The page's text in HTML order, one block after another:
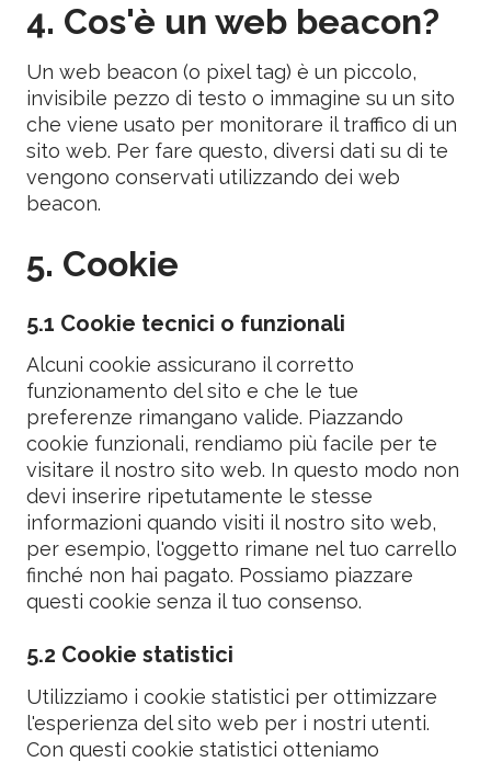
4. Cos'è un web beacon?
Un web beacon (o pixel tag) è un piccolo,
invisibile pezzo di testo o immagine su un sito
che viene usato per monitorare il traffico di un
sito web. Per fare questo, diversi dati su di te
vengono conservati utilizzando dei web
beacon.
5. Cookie
5.1 Cookie tecnici o funzionali
Alcuni cookie assicurano il corretto
funzionamento del sito e che le tue
preferenze rimangano valide. Piazzando
cookie funzionali, rendiamo più facile per te
visitare il nostro sito web. In questo modo non
devi inserire ripetutamente le stesse
informazioni quando visiti il nostro sito web,
per esempio, l'oggetto rimane nel tuo carrello
finché non hai pagato. Possiamo piazzare
questi cookie senza il tuo consenso.
5.2 Cookie statistici
Utilizziamo i cookie statistici per ottimizzare
l'esperienza del sito web per i nostri utenti.
Con questi cookie statistici otteniamo